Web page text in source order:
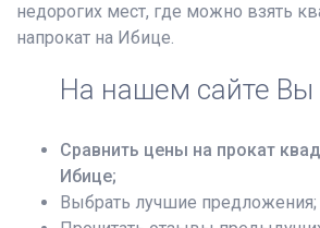
недорогих мест, где можно взять
напрокат на Ибице.
На нашем сайте
Сравнить цены на прокат
Ибице;
Выбрать лучшие предложения;